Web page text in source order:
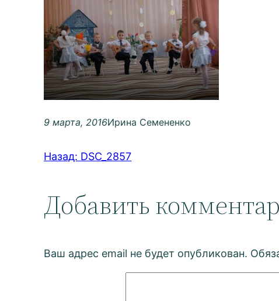
9 марта, 2016Ирина Семененко
Назад: DSC_2857
Добавить
Ваш адрес email не будет опубликован.